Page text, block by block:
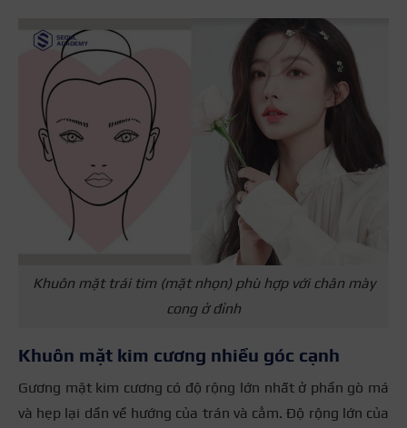
Khuôn mặt trái tim (mặt nhọn) phù hợp với chân mày
cong ở đỉnh
Khuôn mặt kim cương nhiều góc cạnh
Gương mặt kim cương có độ rộng lớn nhất ở phần gò má
và hẹp lại dần về hướng của trán và cằm. Độ rộng lớn của